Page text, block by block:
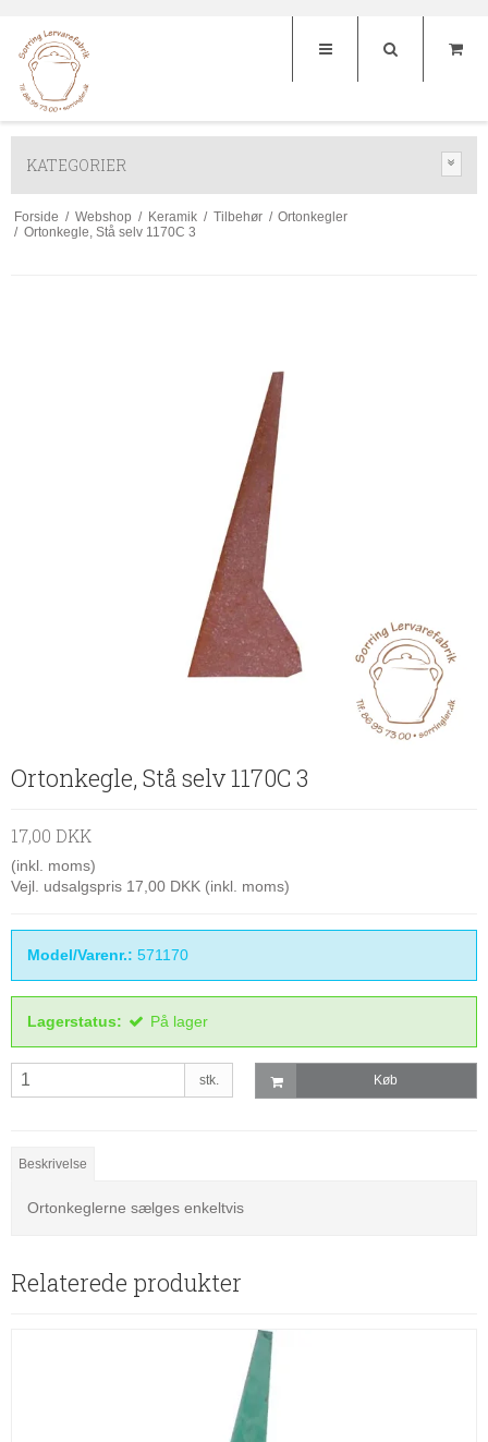
KATEGORIER
Forside / Webshop / Keramik / Tilbehør / Ortonkegler
/ Ortonkegle, Stå selv 1170C 3
Ortonkegle, Stå selv 1170C 3
17,00 DKK
(inkl. moms)
Vejl. udsalgspris 17,00 DKK (inkl. moms)
Model/Varenr.: 571170
Lagerstatus: På lager
stk. Køb
Beskrivelse
Ortonkeglerne sælges enkeltvis
Relaterede produkter